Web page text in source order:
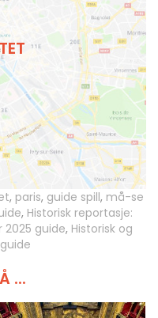
, paris, guide spill, må-se
, Historisk reportasje:
guide, Historisk og
...